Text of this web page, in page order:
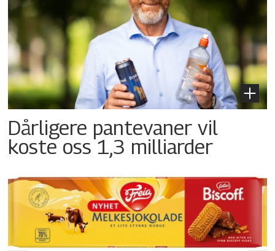
Dårligere pantevaner vil
koste oss 1,3 milliarder